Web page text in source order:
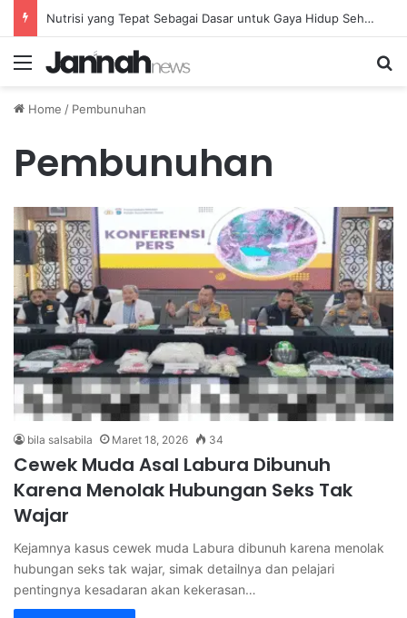
Nutrisi yang Tepat Sebagai Dasar untuk Gaya Hidup Sehat dan Berkelanjutan
Menu
Home / Pembunuhan
Pembunuhan
bila salsabila Maret 18, 2026 34
Cewek Muda Asal Labura Dibunuh
Karena Menolak Hubungan Seks Tak
Wajar
Kejamnya kasus cewek muda Labura dibunuh karena menolak
hubungan seks tak wajar, simak detailnya dan pelajari
pentingnya kesadaran akan kekerasan…